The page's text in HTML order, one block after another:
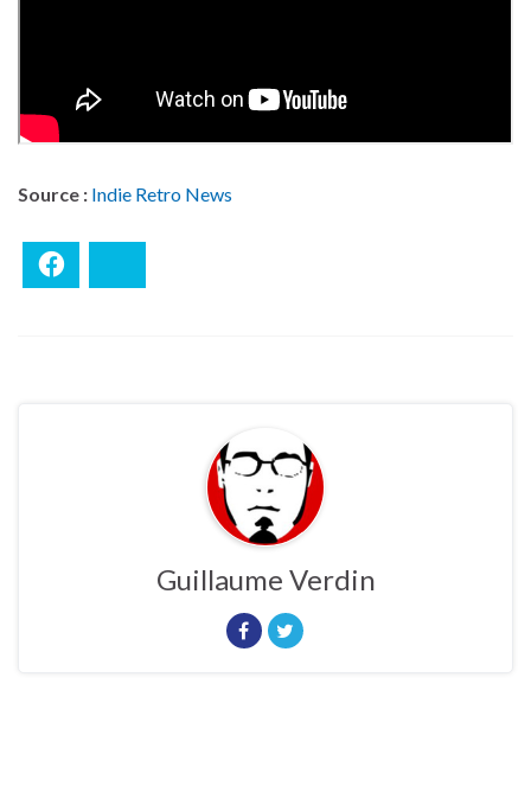
Source : Indie Retro News
Guillaume Verdin